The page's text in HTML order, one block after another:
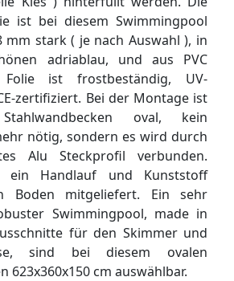
ist bei diesem Swimmingpool
mm stark ( je nach Auswahl ), in
adriablau, und aus PVC
ist frostbeständig, UV-
zertifiziert. Bei der Montage ist
oval, kein
nötig, sondern es wird durch
Alu Steckprofil verbunden.
ein Handlauf und Kunststoff
Boden mitgeliefert. Ein sehr
Swimmingpool, made in
für den Skimmer und
sind bei diesem ovalen
623x360x150 cm auswählbar.